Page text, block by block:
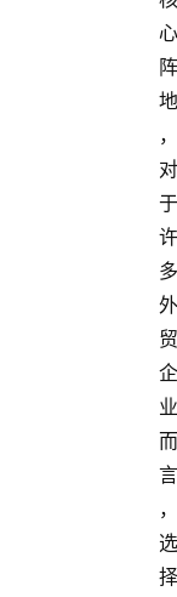
心
阵
地
，
对
于
许
多
外
贸
企
业
而
言
，
选
择